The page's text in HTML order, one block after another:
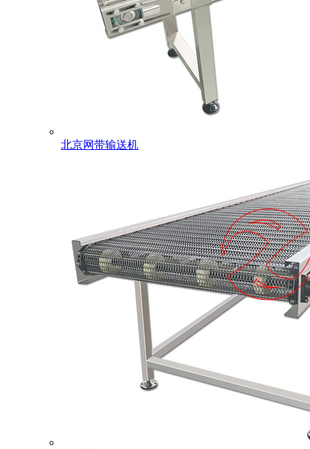
北京网带输送机